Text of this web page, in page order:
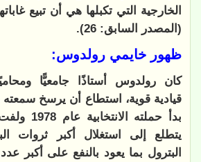
الخارجية التي تكبلها هي أن تبيع
(المصدر السابق: 26).
ظهور خايمي رولدوس:
كان رولدوس أستاذًا جامعيًّا
قيادية قوية، استطاع أن يرسخ سمعته
بدأ حملته
يتطلع إلى استغلال أكبر ثروات
البترول بما يعود بالنفع على أكبر